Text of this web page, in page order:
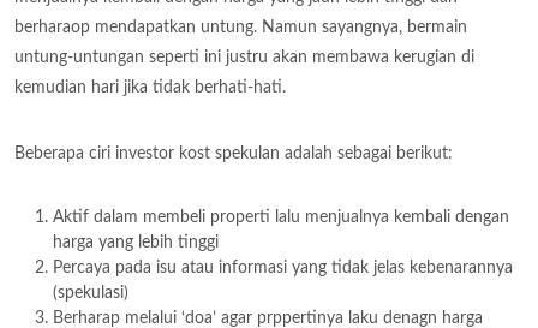
berharaop mendapatkan untung. Namun sayangnya, bermain
untung-untungan seperti ini justru akan membawa kerugian di
kemudian hari jika tidak berhati-hati.
Beberapa ciri investor kost spekulan adalah sebagai berikut:
Aktif dalam membeli properti lalu menjualnya kembali dengan
harga yang lebih tinggi
Percaya pada isu atau informasi yang tidak jelas kebenarannya
(spekulasi)
Berharap melalui ‘doa’ agar prppertinya laku denagn harga